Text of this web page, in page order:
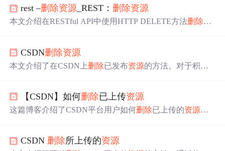
rest –删除资源 _REST：删除资源
本文介绍在RESTful API中使用HTTP DELETE方法删除资
主体进行DELETE操作，必要时可用POST请求替代。
CSDN删除资源
本文介绍了在CSDN上删除已发布资源的方法。对于积分
理员请求删除 资源。
【CSDN】如何删除已上传资源
这篇博客介绍了CSDN平台用户如何删除已上传的资源。
除 资源时需要提供资源号和绑定的手机号。请注意，
CSDN删除所上传的资源